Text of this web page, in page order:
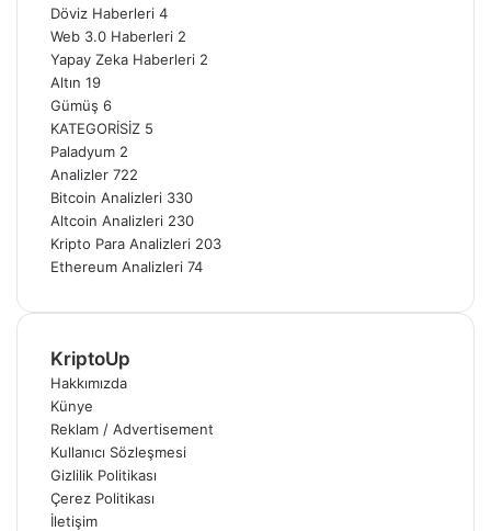
Döviz Haberleri 4
Web 3.0 Haberleri 2
Yapay Zeka Haberleri 2
Altın 19
Gümüş 6
KATEGORİSİZ 5
Paladyum 2
Analizler 722
Bitcoin Analizleri 330
Altcoin Analizleri 230
Kripto Para Analizleri 203
Ethereum Analizleri 74
KriptoUp
Hakkımızda
Künye
Reklam / Advertisement
Kullanıcı Sözleşmesi
Gizlilik Politikası
Çerez Politikası
İletişim